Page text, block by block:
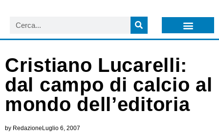
Cristiano Lucarelli:
dal campo di calcio al
mondo dell’editoria
by Redazione Luglio 6, 2007